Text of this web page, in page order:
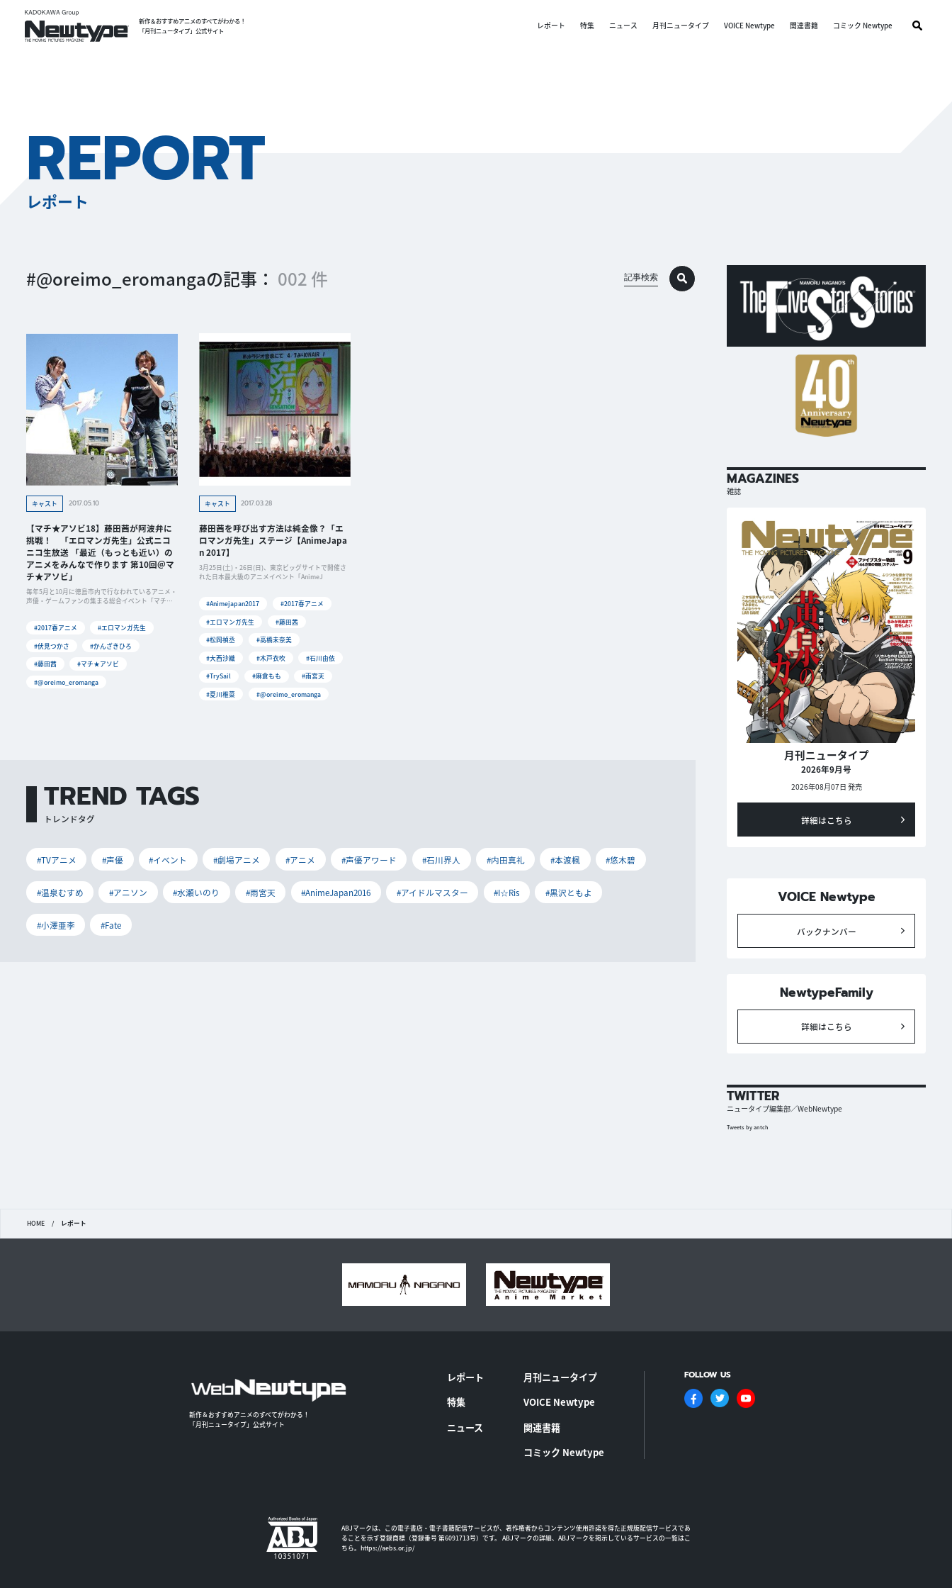
新作＆おすすめアニメのすべてがわかる！
「月刊ニュータイプ」公式サイト
レポート 特集 ニュース 月刊ニュータイプ VOICE Newtype 関連書籍 コミック Newtype
REPORT
レポート
#@oreimo_eromangaの記事： 002 件 記事検索
キャスト 2017.05.10
【マチ★アソビ18】藤田茜が阿波弁に
挑戦！ 「エロマンガ先生」公式ニコ
ニコ生放送 「最近（もっとも近い）の
アニメをみんなで作ります 第10回＠マ
チ★アソビ」
毎年5月と10月に徳島市内で行なわれているアニメ・
声優・ゲームファンの集まる総合イベント「マチ★
#2017春アニメ
#エロマンガ先生
#伏見つかさ
#かんざきひろ
#藤田茜
#マチ★アソビ
#@oreimo_eromanga
キャスト 2017.03.28
藤田茜を呼び出す方法は純金像？「エ
ロマンガ先生」ステージ【AnimeJapa
n 2017】
3月25日(土)・26日(日)、東京ビッグサイトで開催さ
れた日本最大級のアニメイベント「AnimeJ
#Animejapan2017
#2017春アニメ
#エロマンガ先生
#藤田茜
#松岡禎丞
#高橋未奈美
#大西沙織
#木戸衣吹
#石川由依
#TrySail
#麻倉もも
#雨宮天
#夏川椎菜
#@oreimo_eromanga
TREND TAGS
トレンドタグ
#TVアニメ #声優 #イベント #劇場アニメ #アニメ #声優アワード #石川界人 #内田真礼 #本渡楓 #悠木碧
#温泉むすめ #アニソン #水瀬いのり #雨宮天 #AnimeJapan2016 #アイドルマスター #I☆Ris #黒沢ともよ
#小澤亜李 #Fate
MAGAZINES
雑誌
月刊ニュータイプ
2026年9月号
2026年08月07日 発売
詳細はこちら
VOICE Newtype
バックナンバー
NewtypeFamily
詳細はこちら
TWITTER
ニュータイプ編集部／WebNewtype
Tweets by antch
HOME / レポート
新作＆おすすめアニメのすべてがわかる！
「月刊ニュータイプ」公式サイト
レポート
特集
ニュース
月刊ニュータイプ
VOICE Newtype
関連書籍
コミック Newtype
FOLLOW US
ABJマークは、この電子書店・電子書籍配信サービスが、著作権者からコンテンツ使用許諾を得た正規版配信サービスであ
ることを示す登録商標（登録番号 第6091713号）です。 ABJマークの詳細、ABJマークを掲示しているサービスの一覧はこ
ちら。 https://aebs.or.jp/